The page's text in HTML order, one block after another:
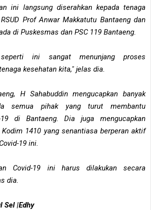
ini langsung diserahkan kepada tenaga
Prof Anwar Makkatutu Bantaeng dan
di Puskesmas dan PSC 119 Bantaeng.
seperti ini sangat menunjang proses
kesehatan kita," jelas dia.
H Sahabuddin mengucapkan banyak
semua pihak yang turut membantu
19 di Bantaeng. Dia juga mengucapkan
1410 yang senantiasa berperan aktif
19 ini.
Covid-19 ini harus dilakukan secara
dia.
Sel |Edhy